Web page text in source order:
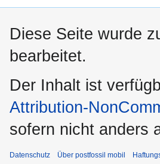
Diese Seite wurde
bearbeitet.
Der Inhalt ist
Attribution-
sofern nicht anders
Datenschutz Über postfossil mobil